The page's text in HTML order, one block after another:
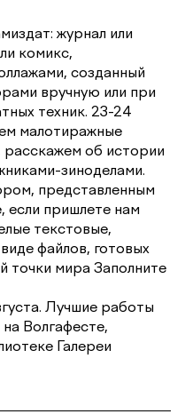
журнал или
комикс,
созданный
вручную или при
техник. 23-24
малотиражные
расскажем об истории
зиноделами.
представленным
если пришлете нам
текстовые,
файлов, готовых
точки мира Заполните
Лучшие работы
Волгафесте,
Галереи